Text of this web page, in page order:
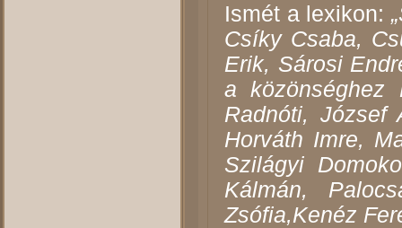
Ismét a lexikon:
Csíky Csaba,
Erik, Sárosi
a közönséghez
Radnóti, József
Horváth Imre,
Szilágyi
Kálmán,
Zsófia,Kenéz